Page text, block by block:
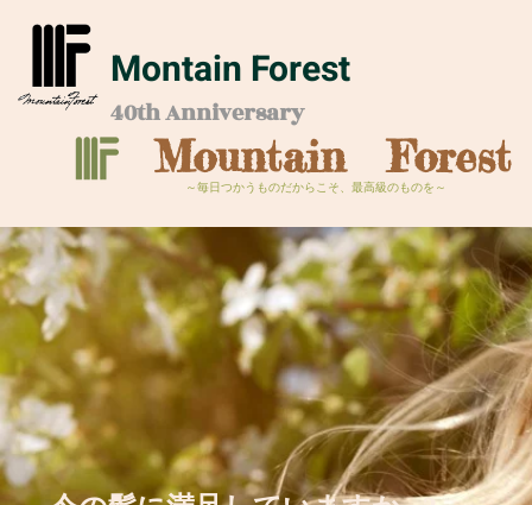
Montain Forest
40th Anniversary
HOME NEWS CONCEPT
Mountain Forest
～毎日つかうものだからこそ、最高級のものを～